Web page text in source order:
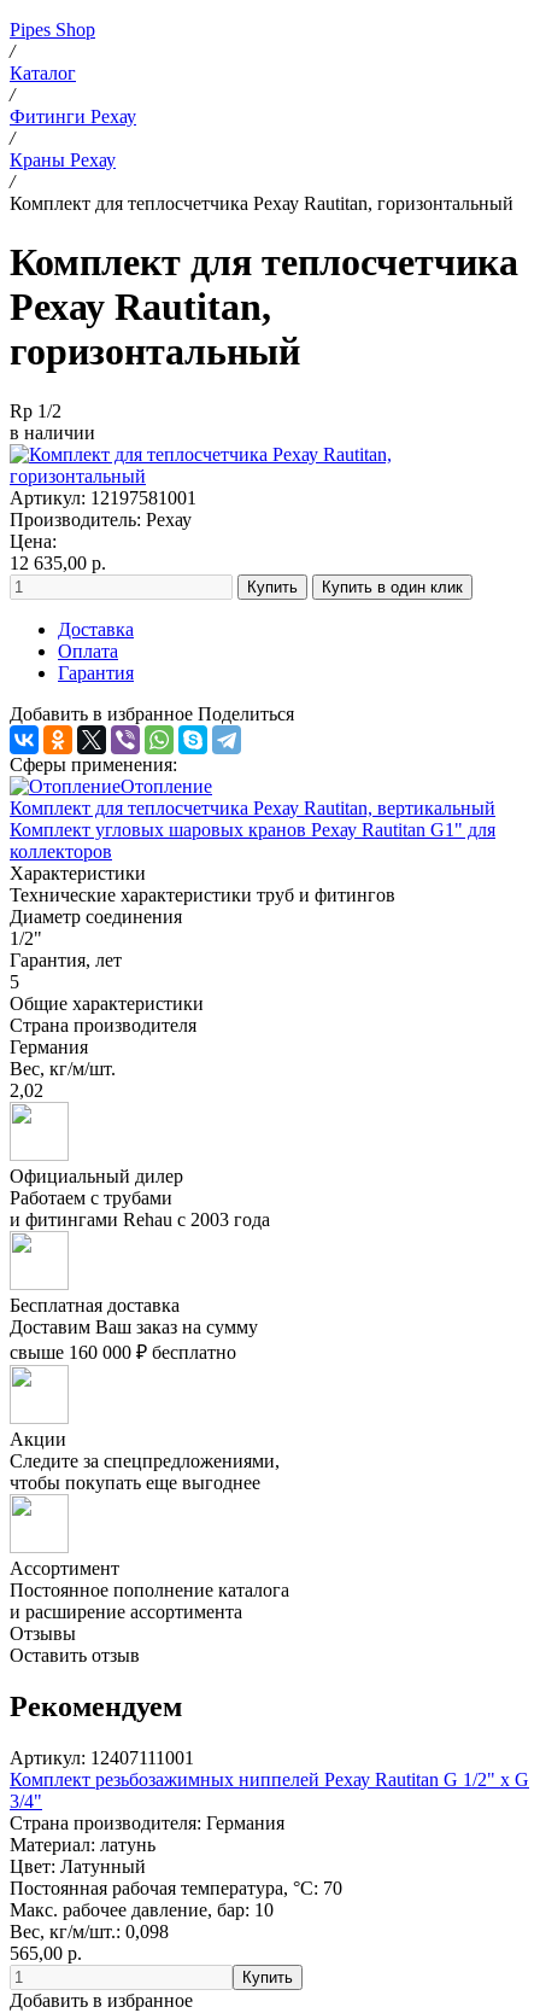
Pipes Shop
/
Каталог
/
Фитинги Рехау
/
Краны Рехау
/
Комплект для теплосчетчика Рехау Rautitan, горизонтальный
Комплект для теплосчетчика
Рехау Rautitan,
горизонтальный
Rp 1/2
в наличии
Артикул: 12197581001
Производитель: Рехау
Цена:
12 635,00 р.
Доставка
Оплата
Гарантия
Добавить в избранное Поделиться
Сферы применения:
Отопление
Комплект для теплосчетчика Рехау Rautitan, вертикальный
Комплект угловых шаровых кранов Рехау Rautitan G1" для
коллекторов
Характеристики
Технические характеристики труб и фитингов
Диаметр соединения
1/2"
Гарантия, лет
5
Общие характеристики
Страна производителя
Германия
Вес, кг/м/шт.
2,02
Официальный дилер
Работаем с трубами
и фитингами Rehau с 2003 года
Бесплатная доставка
Доставим Ваш заказ на сумму
свыше 160 000 ₽ бесплатно
Акции
Следите за спецпредложениями,
чтобы покупать еще выгоднее
Ассортимент
Постоянное пополнение каталога
и расширение ассортимента
Отзывы
Оставить отзыв
Рекомендуем
Артикул: 12407111001
Комплект резьбозажимных ниппелей Рехау Rautitan G 1/2" x G
3/4"
Страна производителя: Германия
Материал: латунь
Цвет: Латунный
Постоянная рабочая температура, °C: 70
Макс. рабочее давление, бар: 10
Вес, кг/м/шт.: 0,098
565,00 р.
Добавить в избранное